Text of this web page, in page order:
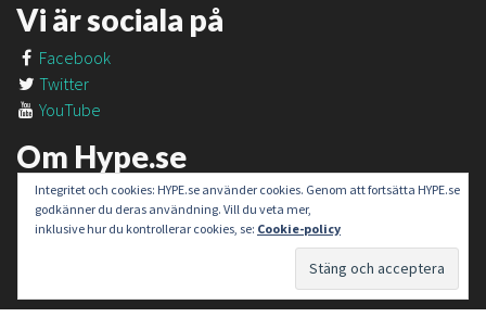
Vi är sociala på
Facebook
Twitter
YouTube
Om Hype.se
Om oss
Om #SweGame
Integritet och cookies: HYPE.se använder cookies. Genom att fortsätta HYPE.se
godkänner du deras användning. Vill du veta mer,
inklusive hur du kontrollerar cookies, se: Cookie-policy